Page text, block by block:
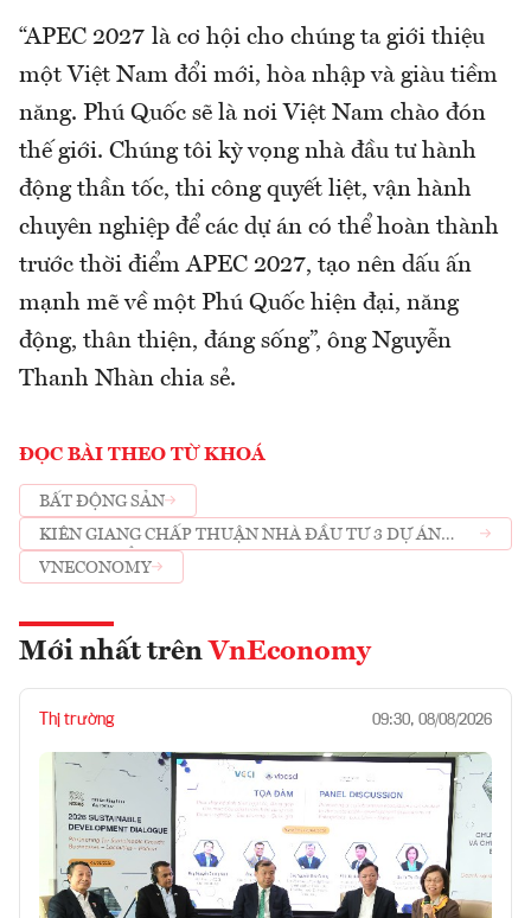
“APEC 2027 là cơ hội cho chúng ta giới thiệu
một Việt Nam đổi mới, hòa nhập và giàu tiềm
năng. Phú Quốc sẽ là nơi Việt Nam chào đón
thế giới. Chúng tôi kỳ vọng nhà đầu tư hành
động thần tốc, thi công quyết liệt, vận hành
chuyên nghiệp để các dự án có thể hoàn thành
trước thời điểm APEC 2027, tạo nên dấu ấn
mạnh mẽ về một Phú Quốc hiện đại, năng
động, thân thiện, đáng sống”, ông Nguyễn
Thanh Nhàn chia sẻ.
ĐỌC BÀI THEO TỪ KHOÁ
BẤT ĐỘNG SẢN
KIÊN GIANG CHẤP THUẬN NHÀ ĐẦU TƯ 3 DỰ ÁN
TRỌNG ĐIỂM PHỤC VỤ APEC
VNECONOMY
Mới nhất trên VnEconomy
Thị trường 09:30, 08/08/2026